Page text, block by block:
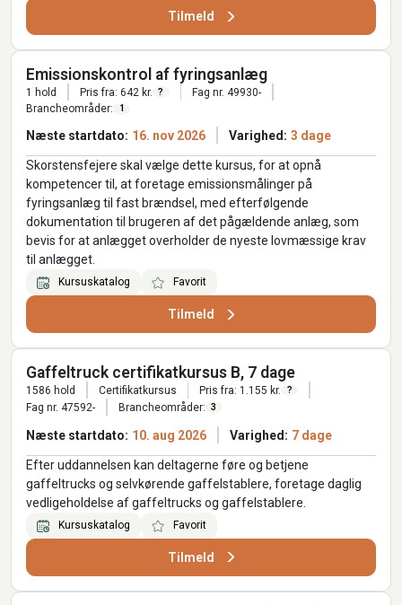
Tilmeld
Emissionskontrol af fyringsanlæg
1 hold Pris fra: 642 kr. ?
Fag nr. 49930-
Brancheområder:
1
Næste startdato: 16. nov 2026 Varighed: 3 dage
Skorstensfejere skal vælge dette kursus, for at opnå
kompetencer til, at foretage emissionsmålinger på
fyringsanlæg til fast brændsel, med efterfølgende
dokumentation til brugeren af det pågældende anlæg, som
bevis for at anlægget overholder de nyeste lovmæssige krav
til anlægget.
Kursuskatalog Favorit
Tilmeld
Gaffeltruck certifikatkursus B, 7 dage
1586 hold Certifikatkursus Pris fra: 1.155 kr. ?
Fag nr. 47592- Brancheområder: 3
Næste startdato: 10. aug 2026 Varighed: 7 dage
Efter uddannelsen kan deltagerne føre og betjene
gaffeltrucks og selvkørende gaffelstablere, foretage daglig
vedligeholdelse af gaffeltrucks og gaffelstablere.
Kursuskatalog Favorit
Tilmeld